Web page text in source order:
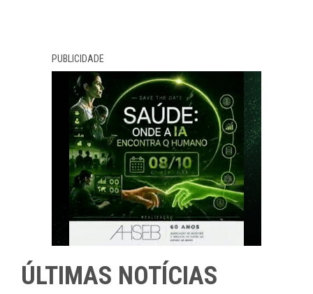
PUBLICIDADE
ÚLTIMAS NOTÍCIAS